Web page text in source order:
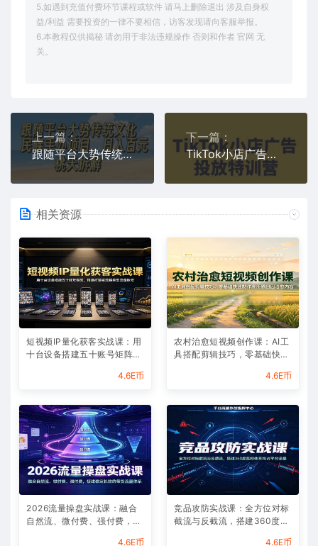
5.如遇到充值付费环节课程或软件 请马上删除退出 涉及自身权
益/利益 需要投资的一律不要相信，访客发现请向客服举报。
6.本教程仅供揭秘 请勿用于非法违规操作 否则和作者 官网 无
关。
上一篇：
跟随平台大势传统文化民族手办项目，操作非常简单，日入1张
下一篇：
TikTok小店广告投放特训营，6天破局计划专治各种“投不动”，教你经过月销百万验证的实战干货
相关资源
短视频IP量化获客实战课：用
十台设备搭建五十账号矩阵，
4.6E币
农村治愈短视频创作课：AI工
具搭配剪辑技巧，零基础快速
4.6E币
2026流量操盘实战课：融合
自然流、微付费、强付费，搭
4.6E币
竞品攻防实战课：全方位对标
截流与反截流，搭建360度监
4.6E币